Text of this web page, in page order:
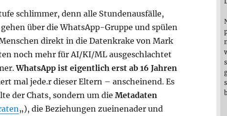
schlimmer, denn alle Stundenausfälle,
über die WhatsApp-Gruppe und spülen
direkt in die Datenkrake von Mark
noch mehr für AI/KI/ML ausgeschlachtet
WhatsApp ist eigentlich erst ab 16 Jahren
mal jede.r dieser Eltern – anscheinend. Es
der Chats, sondern um die Metadaten
„), die Beziehungen zueinenader und